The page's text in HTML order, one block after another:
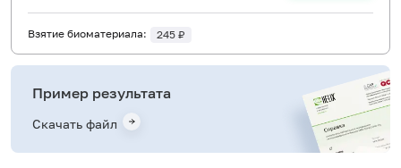
Взятие биоматериала: 245 ₽
Пример результата
Скачать файл